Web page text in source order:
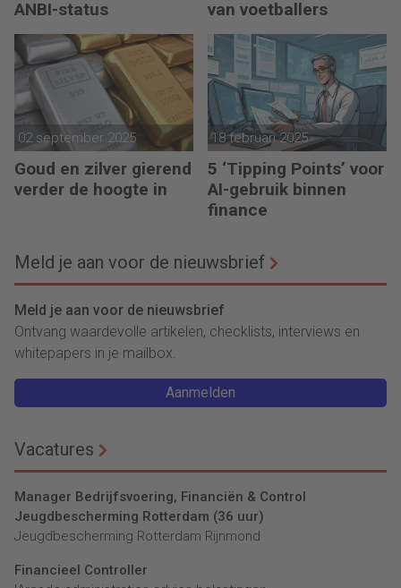
ANBI-status van voetballers
02 september 2025
Goud en zilver gierend
verder de hoogte in
18 februari 2025
5 ‘Tipping Points’ voor
AI-gebruik binnen
finance
Meld je aan voor de nieuwsbrief
Meld je aan voor de nieuwsbrief
Ontvang waardevolle artikelen, checklists, interviews en
whitepapers in je mailbox.
Aanmelden
Vacatures
Manager Bedrijfsvoering, Financiën & Control
Jeugdbescherming Rotterdam (36 uur)
Jeugdbescherming Rotterdam Rijnmond
Financieel Controller